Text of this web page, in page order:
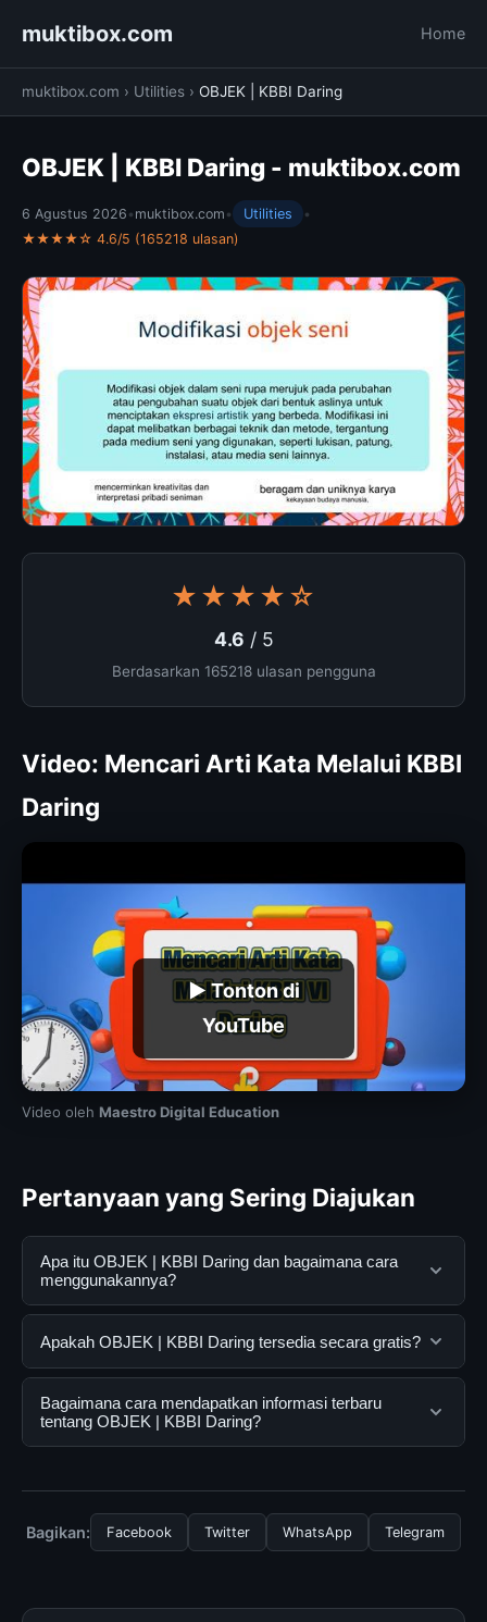
muktibox.com Home
muktibox.com › Utilities › OBJEK | KBBI Daring
OBJEK | KBBI Daring - muktibox.com
6 Agustus 2026 • muktibox.com • Utilities
•
★★★★☆ 4.6/5 (165218 ulasan)
★★★★☆
4.6 / 5
Berdasarkan 165218 ulasan pengguna
Video: Mencari Arti Kata Melalui KBBI
Daring
▶ Tonton di
YouTube
Video oleh Maestro Digital Education
Pertanyaan yang Sering Diajukan
Apa itu OBJEK | KBBI Daring dan bagaimana cara
menggunakannya?
OBJEK | KBBI Daring adalah layanan digital yang
informasi lengkap dan terpercaya. Anda dapat
menggunakannya dengan mengunjungi situs resmi dan
mengikuti panduan yang tersedia.
Apakah OBJEK | KBBI Daring tersedia secara gratis?
Ya, OBJEK | KBBI Daring dapat diakses secara gratis
oleh semua pengguna. Tidak ada biaya tersembunyi
atau langganan yang diperlukan untuk menggunakan
Bagaimana cara mendapatkan informasi terbaru
tentang OBJEK | KBBI Daring?
kami secara berkala. Kami selalu memperbarui konten
dengan informasi terkini dan terpercaya.
Bagikan: Facebook Twitter WhatsApp Telegram